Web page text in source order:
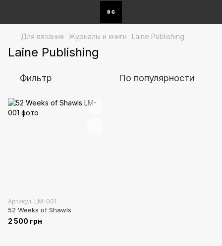
Для вязания Журналы и книги Laine Publishing
Laine Publishing
Фильтр По популярности
Артикул: LM-001
52 Weeks of Shawls
2 500 грн